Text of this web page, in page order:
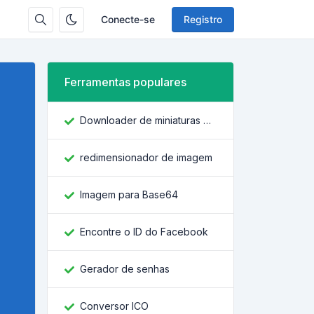
Conecte-se Registro
Ferramentas populares
Downloader de miniaturas do YouTube
redimensionador de imagem
Imagem para Base64
Encontre o ID do Facebook
Gerador de senhas
Conversor ICO